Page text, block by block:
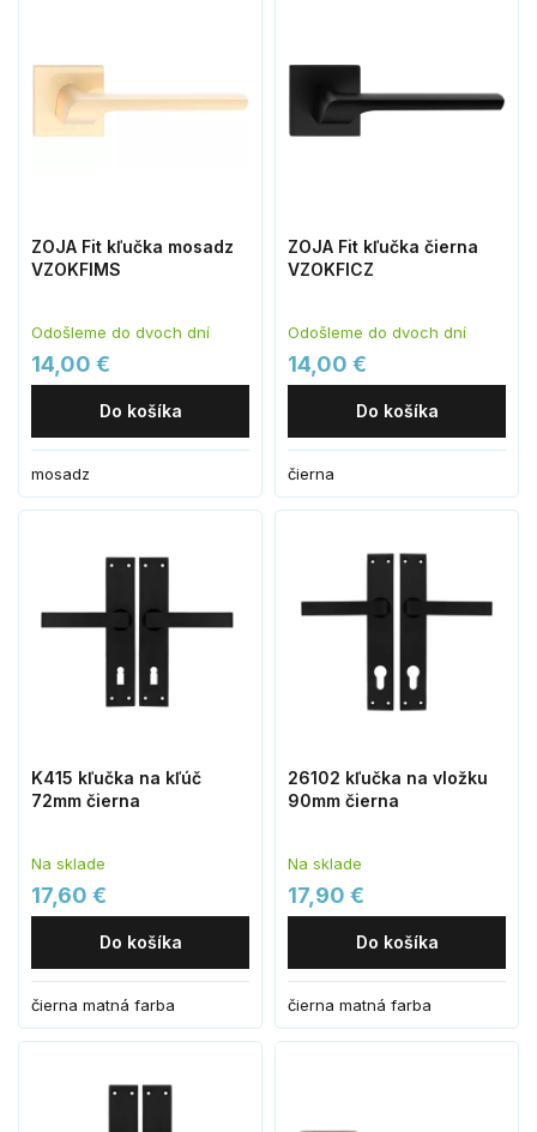
ZOJA Fit kľučka mosadz
VZOKFIMS
Odošleme do dvoch dní
14,00 €
Do košíka
mosadz
ZOJA Fit kľučka čierna
VZOKFICZ
Odošleme do dvoch dní
14,00 €
Do košíka
čierna
K415 kľučka na kľúč
72mm čierna
Na sklade
17,60 €
Do košíka
čierna matná farba
26102 kľučka na vložku
90mm čierna
Na sklade
17,90 €
Do košíka
čierna matná farba